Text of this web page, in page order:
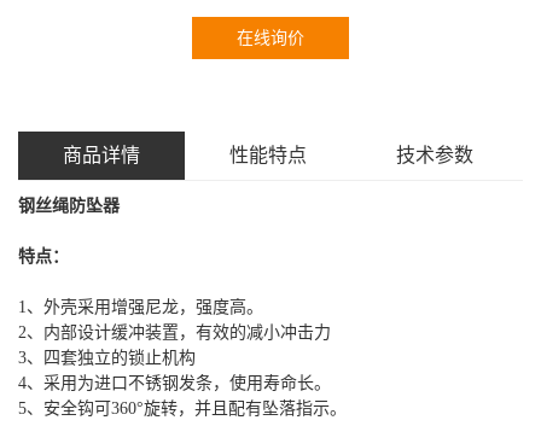
在线询价
商品详情 性能特点 技术参数
钢丝绳防坠器
特点：
1、外壳采用增强尼龙，强度高。
2、内部设计缓冲装置，有效的减小冲击力
3、四套独立的锁止机构
4、采用为进口不锈钢发条，使用寿命长。
5、安全钩可360°旋转，并且配有坠落指示。